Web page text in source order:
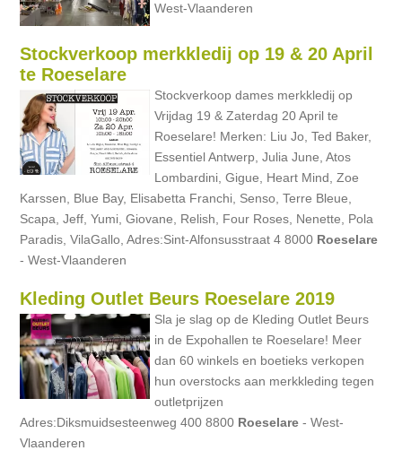
West-Vlaanderen
Stockverkoop merkkledij op 19 & 20 April
te Roeselare
Stockverkoop dames merkkledij op
Vrijdag 19 & Zaterdag 20 April te
Roeselare! Merken: Liu Jo, Ted Baker,
Essentiel Antwerp, Julia June, Atos
Lombardini, Gigue, Heart Mind, Zoe
Karssen, Blue Bay, Elisabetta Franchi, Senso, Terre Bleue,
Scapa, Jeff, Yumi, Giovane, Relish, Four Roses, Nenette, Pola
Paradis, VilaGallo, Adres:Sint-Alfonsusstraat 4 8000 Roeselare
- West-Vlaanderen
Kleding Outlet Beurs Roeselare 2019
Sla je slag op de Kleding Outlet Beurs
in de Expohallen te Roeselare! Meer
dan 60 winkels en boetieks verkopen
hun overstocks aan merkkleding tegen
outletprijzen
Adres:Diksmuidsesteenweg 400 8800 Roeselare - West-
Vlaanderen